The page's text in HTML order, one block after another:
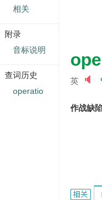
英
作战缺
相关
附录
音标说明
查词历史
operatio